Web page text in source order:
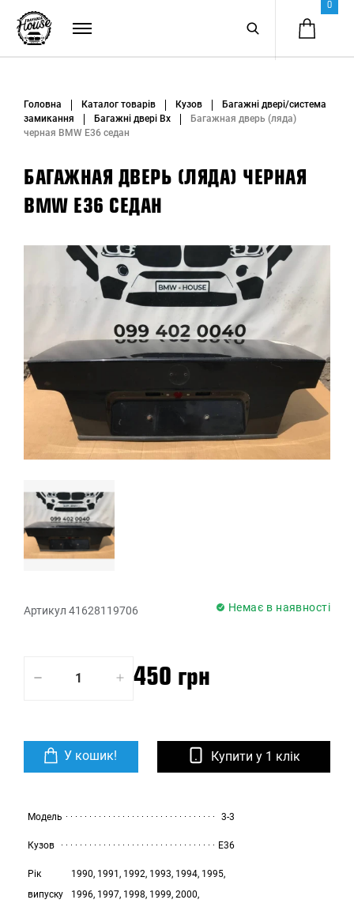
0
Головна Каталог товарів Кузов
Багажні двері/система
замикання
Багажні двері Вх
Багажная дверь (ляда)
черная BMW E36 седан
БАГАЖНАЯ ДВЕРЬ (ЛЯДА) ЧЕРНАЯ
BMW E36 СЕДАН
Артикул 41628119706 Немає в наявності
450 грн
У кошик! Купити у 1 клік
Модель 3-3
Кузов E36
Рік
випуску
1990, 1991, 1992, 1993, 1994, 1995,
1996, 1997, 1998, 1999, 2000,